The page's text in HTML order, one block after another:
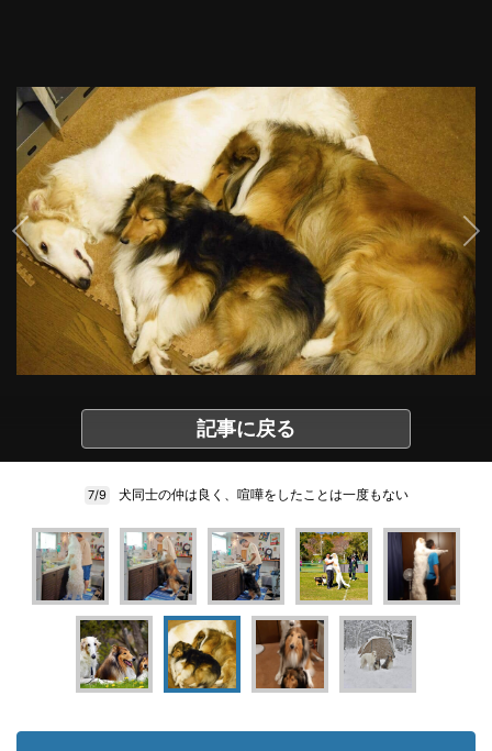
記事に戻る
7/9 犬同士の仲は良く、喧嘩をしたことは一度もない